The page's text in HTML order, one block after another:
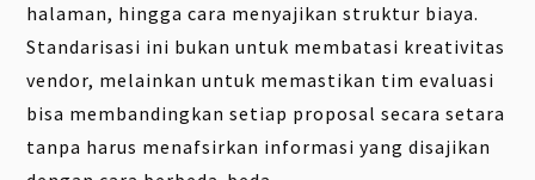
halaman, hingga cara menyajikan struktur biaya.
Standarisasi ini bukan untuk membatasi kreativitas
vendor, melainkan untuk memastikan tim evaluasi
bisa membandingkan setiap proposal secara setara
tanpa harus menafsirkan informasi yang disajikan